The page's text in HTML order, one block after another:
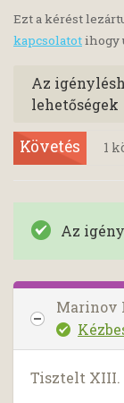
Ezt a kérést
kapcsolatotihogy
Az
lehetőségek
Követés 1
Az
Marinov
Tisztelt XIII.